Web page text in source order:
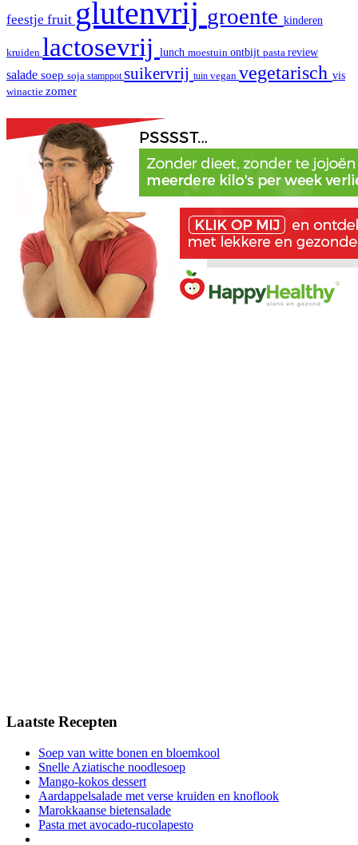
feestje fruit glutenvrij groente kinderen
kruiden lactosevrij lunch moestuin ontbijt pasta review
salade soep soja stamppot suikervrij tuin vegan vegetarisch vis
winactie zomer
Laatste Recepten
Soep van witte bonen en bloemkool
Snelle Aziatische noodlesoep
Mango-kokos dessert
Aardappelsalade met verse kruiden en knoflook
Marokkaanse bietensalade
Pasta met avocado-rucolapesto